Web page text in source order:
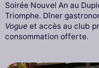
Soirée Nouvel An au
Triomphe. Dîner
Vogue et accès au club
consommation offerte.